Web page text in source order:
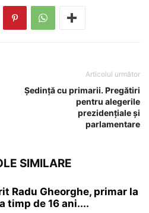
Articolul următor
Ședință cu primarii. Pregătiri
pentru alegerile
prezidențiale și
parlamentare
SIMILARE
Radu Gheorghe, primar la
timp de 16 ani....